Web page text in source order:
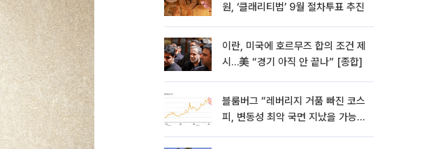
원, ‘클래리티법’ 9월 절차투표 추진
이란, 미국에 호르무즈 합의 조건 제
시…美 “경기 아직 안 끝나” [종합]
블룸버그 “레버리지 거품 빠진 코스
피, 변동성 최악 국면 지났을 가능